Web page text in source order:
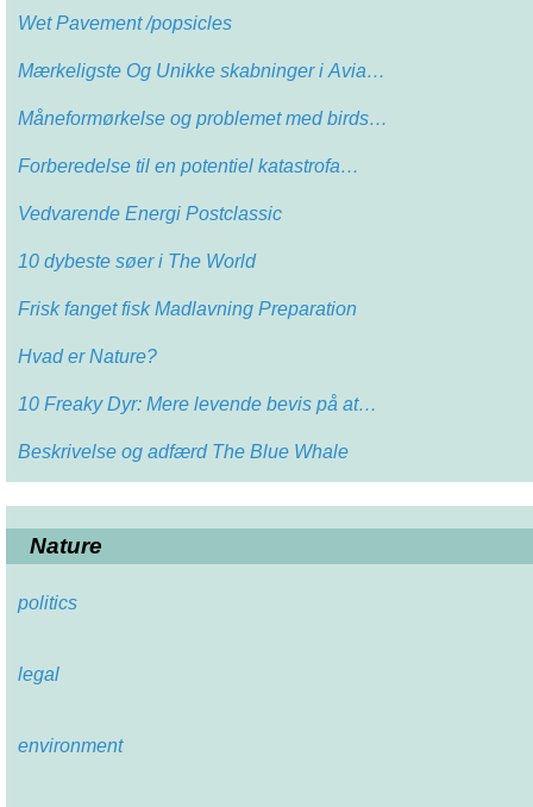
Wet Pavement /popsicles
Mærkeligste Og Unikke skabninger i Avia…
Måneformørkelse og problemet med birds…
Forberedelse til en potentiel katastrofa…
Vedvarende Energi Postclassic
10 dybeste søer i The World
Frisk fanget fisk Madlavning Preparation
Hvad er Nature?
10 Freaky Dyr: Mere levende bevis på at…
Beskrivelse og adfærd The Blue Whale
Nature
politics
legal
environment